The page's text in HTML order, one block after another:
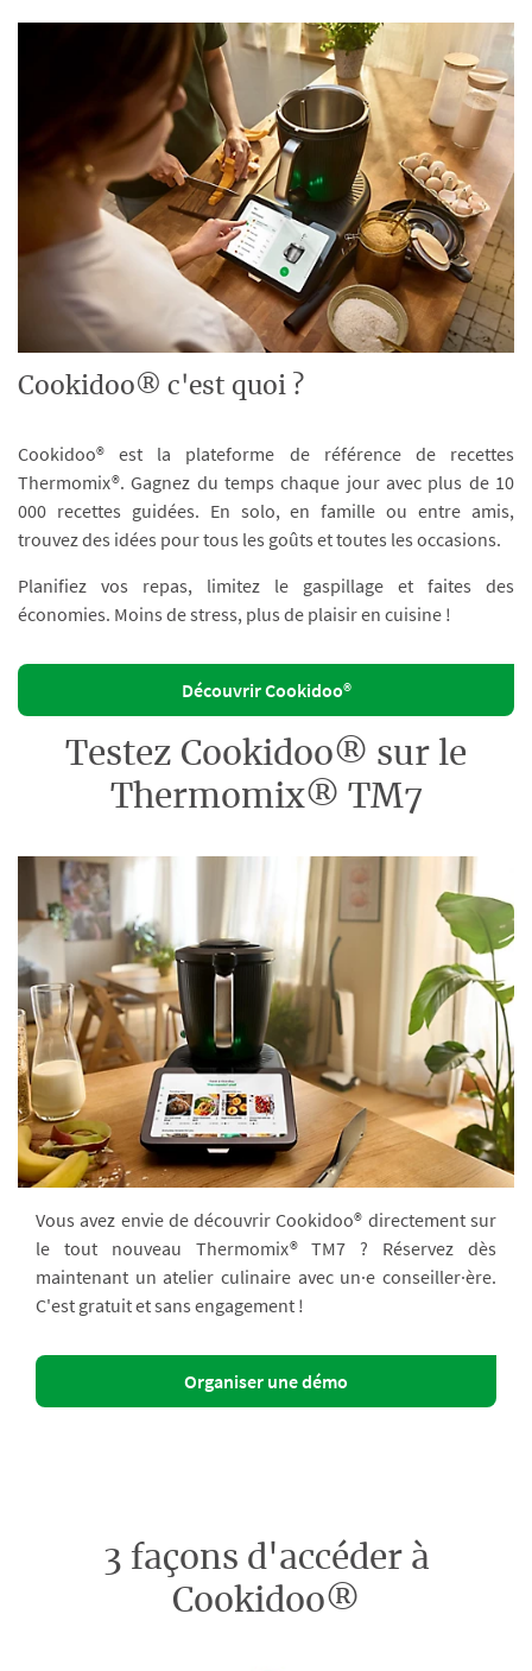
Cookidoo® c'est quoi ?
Cookidoo® est la plateforme de référence de recettes
Thermomix®. Gagnez du temps chaque jour avec plus de 10
000 recettes guidées. En solo, en famille ou entre amis,
trouvez des idées pour tous les goûts et toutes les occasions.
Planifiez vos repas, limitez le gaspillage et faites des
économies. Moins de stress, plus de plaisir en cuisine !
Découvrir Cookidoo®
Testez Cookidoo® sur le
Thermomix® TM7
Vous avez envie de découvrir Cookidoo® directement sur
le tout nouveau Thermomix® TM7 ? Réservez dès
maintenant un atelier culinaire avec un·e conseiller·ère.
C'est gratuit et sans engagement !
Organiser une démo
3 façons d'accéder à
Cookidoo®